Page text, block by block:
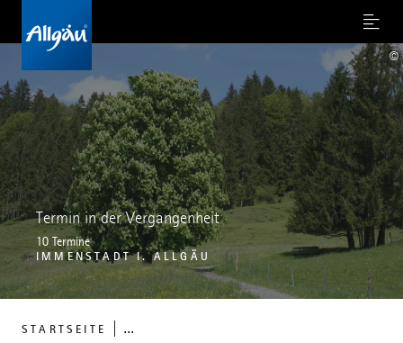
Menu
STARTSEITE ...
Termin in der Vergangenheit
10 Termine
IMMENSTADT I. ALLGÄU
©